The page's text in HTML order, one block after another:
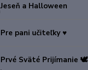
Jeseň a Halloween
Pre pani učiteľky ♥️
Prvé Sväté Prijímanie 🕊️